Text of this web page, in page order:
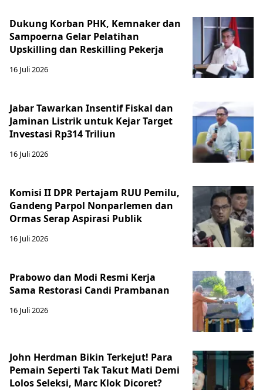
Dukung Korban PHK, Kemnaker dan
Sampoerna Gelar Pelatihan
Upskilling dan Reskilling Pekerja
16 Juli 2026
Jabar Tawarkan Insentif Fiskal dan
Jaminan Listrik untuk Kejar Target
Investasi Rp314 Triliun
16 Juli 2026
Komisi II DPR Pertajam RUU Pemilu,
Gandeng Parpol Nonparlemen dan
Ormas Serap Aspirasi Publik
16 Juli 2026
Prabowo dan Modi Resmi Kerja
Sama Restorasi Candi Prambanan
16 Juli 2026
John Herdman Bikin Terkejut! Para
Pemain Seperti Tak Takut Mati Demi
Lolos Seleksi, Marc Klok Dicoret?